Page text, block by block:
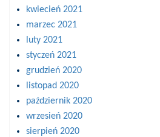
kwiecień 2021
marzec 2021
luty 2021
styczeń 2021
grudzień 2020
listopad 2020
październik 2020
wrzesień 2020
sierpień 2020